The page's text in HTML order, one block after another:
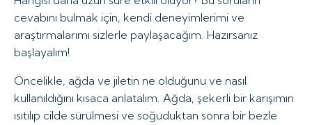
cevabını bulmak için, kendi deneyimlerimi ve
araştırmalarımı sizlerle paylaşacağım. Hazırsanız
başlayalım!
Öncelikle, ağda ve jiletin ne olduğunu ve nasıl
kullanıldığını kısaca anlatalım. Ağda, şekerli bir karışımın
ısıtılıp cilde sürülmesi ve soğuduktan sonra bir bezle